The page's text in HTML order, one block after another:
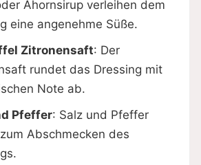
Ahornsirup verleihen dem
eine angenehme Süße.
Zitronensaft: Der
rundet das Dressing mit
Note ab.
Pfeffer: Salz und Pfeffer
Abschmecken des